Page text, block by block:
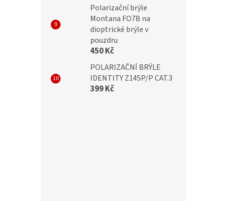
Polarizační brýle
Montana FO7B na
dioptrické brýle v
pouzdru
450 Kč
POLARIZAČNÍ BRÝLE
IDENTITY Z145P/P CAT.3
399 Kč